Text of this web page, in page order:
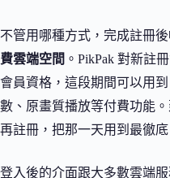
不管用哪種方式，完成註冊
費雲端空間 。PikPak 對新註
會員資格，這段期間可以用
數、原畫質播放等付費功能
再註冊，把那一天用到最徹底
登入後的介面跟大多數雲端